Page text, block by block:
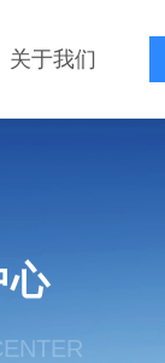
关于我们
心